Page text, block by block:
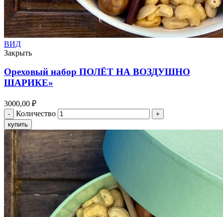
ВИД
Закрыть
Ореховый набор ПОЛЁТ НА ВОЗДУШНО
ШАРИКЕ»
3000,00 ₽
Количество
купить